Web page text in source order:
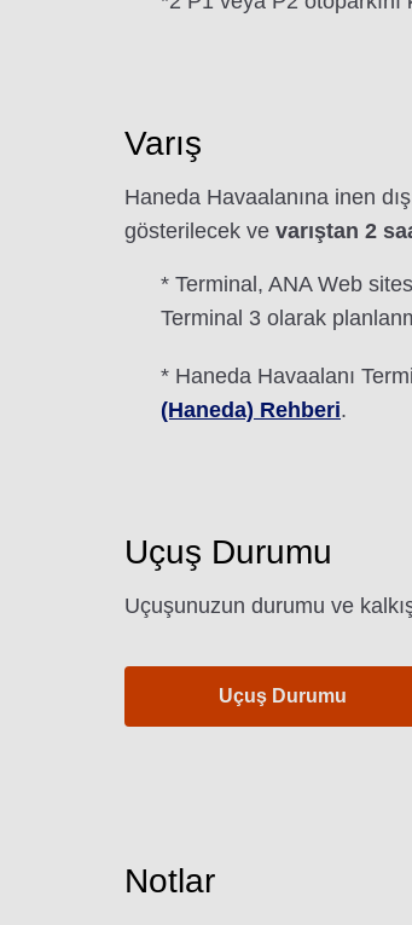
Varış
Haneda Havaalanına inen
gösterilecek ve varıştan 2
* Terminal, ANA Web
Terminal 3 olarak
* Haneda Havaalanı
(Haneda) Rehberi.
Uçuş Durumu
Uçuşunuzun durumu ve
Uçuş Durumu
Notlar